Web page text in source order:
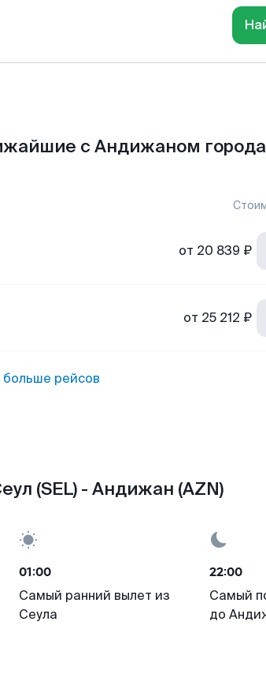
с Андижаном города
от 20 839 ₽
от 25 212 ₽
рейсов
(SEL) - Андижан (AZN)
01:00
Самый ранний вылет из
Сеула
22:00
Самый
до